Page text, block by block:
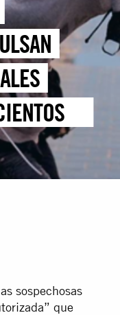
DE
sospechosas
que